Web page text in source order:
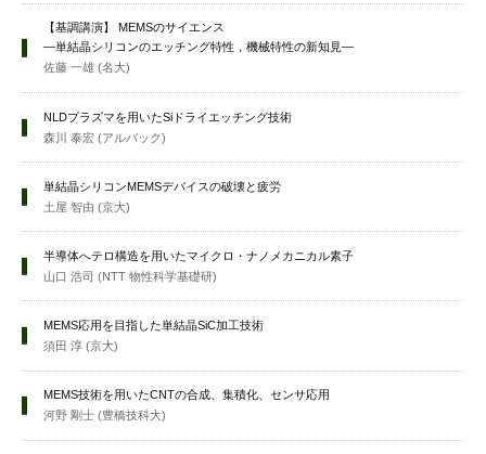
【基調講演】 MEMSのサイエンス
—単結晶シリコンのエッチング特性，機械特性の新知見—
佐藤 一雄 (名大)
NLDプラズマを用いたSiドライエッチング技術
森川 泰宏 (アルバック)
単結晶シリコンMEMSデバイスの破壊と疲労
土屋 智由 (京大)
半導体へテロ構造を用いたマイクロ・ナノメカニカル素子
山口 浩司 (NTT 物性科学基礎研)
MEMS応用を目指した単結晶SiC加工技術
須田 淳 (京大)
MEMS技術を用いたCNTの合成、集積化、センサ応用
河野 剛士 (豊橋技科大)